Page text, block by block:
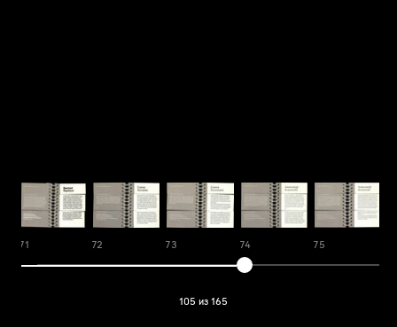
71 72 73 74 75
105 из 165